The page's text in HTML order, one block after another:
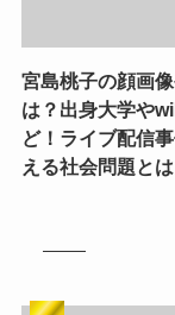
宮島桃子の顔画
は？出身大学や
ど！ライブ配信
える社会問題とは